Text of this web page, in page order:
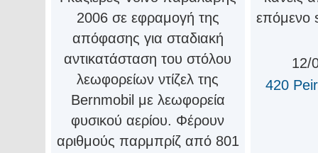
2006 σε εφραμογή της
απόφασης για σταδιακή
αντικατάσταση του στόλου
λεωφορείων ντίζελ της
Bernmobil με λεωφορεία
φυσικού αερίου. Φέρουν
αριθμούς παρμπρίζ από 801
επόμενο
12/
420